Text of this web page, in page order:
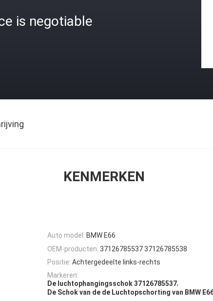
is negotiable
KENMERKEN
Auto model: BMW E66
OEM-producten: 37126785537 37126785538
Positie: Achtergedeelte links-rechts
Markeren:
De luchtophangingsschok 37126785537,
De Schok van de de Luchtopschorting van BMW